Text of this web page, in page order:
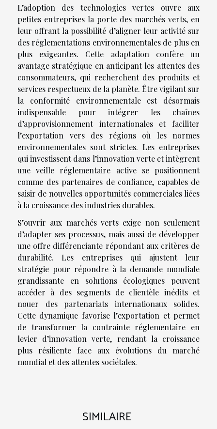
L’adoption des technologies vertes ouvre aux
petites entreprises la porte des marchés verts, en
leur offrant la possibilité d’aligner leur activité sur
des réglementations environnementales de plus en
plus exigeantes. Cette adaptation confère un
avantage stratégique en anticipant les attentes des
consommateurs, qui recherchent des produits et
services respectueux de la planète. Être vigilant sur
la conformité environnementale est désormais
indispensable pour intégrer les chaînes
d’approvisionnement internationales et faciliter
l’exportation vers des régions où les normes
environnementales sont strictes. Les entreprises
qui investissent dans l’innovation verte et intègrent
une veille réglementaire active se positionnent
comme des partenaires de confiance, capables de
saisir de nouvelles opportunités commerciales liées
à la croissance des industries durables.
S’ouvrir aux marchés verts exige non seulement
d’adapter ses processus, mais aussi de développer
une offre différenciante répondant aux critères de
durabilité. Les entreprises qui ajustent leur
stratégie pour répondre à la demande mondiale
grandissante en solutions écologiques peuvent
accéder à des segments de clientèle inédits et
nouer des partenariats internationaux solides.
Cette dynamique favorise l’exportation et permet
de transformer la contrainte réglementaire en
levier d’innovation verte, rendant la croissance
plus résiliente face aux évolutions du marché
mondial et des attentes sociétales.
SIMILAIRE